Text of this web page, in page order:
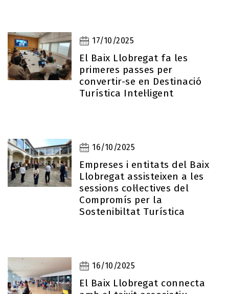
17/10/2025
El Baix Llobregat fa les
primeres passes per
convertir-se en Destinació
Turística Intel·ligent
16/10/2025
Empreses i entitats del Baix
Llobregat assisteixen a les
sessions col·lectives del
Compromís per la
Sostenibiltat Turística
16/10/2025
El Baix Llobregat connecta